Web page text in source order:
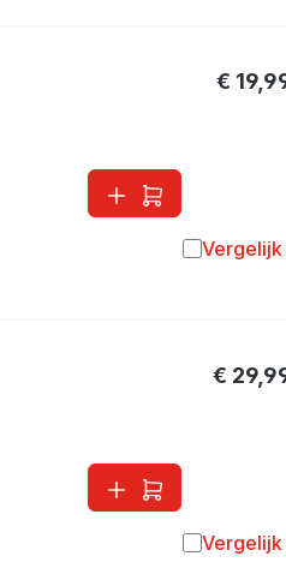
€
Vergelijk
€
Vergelijk